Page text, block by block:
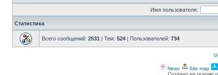
Имя пользователя:
Статистика
Всего сообщений: 2531 | Тем: 524 | Пользователей: 734
News Site map
Создано на основе